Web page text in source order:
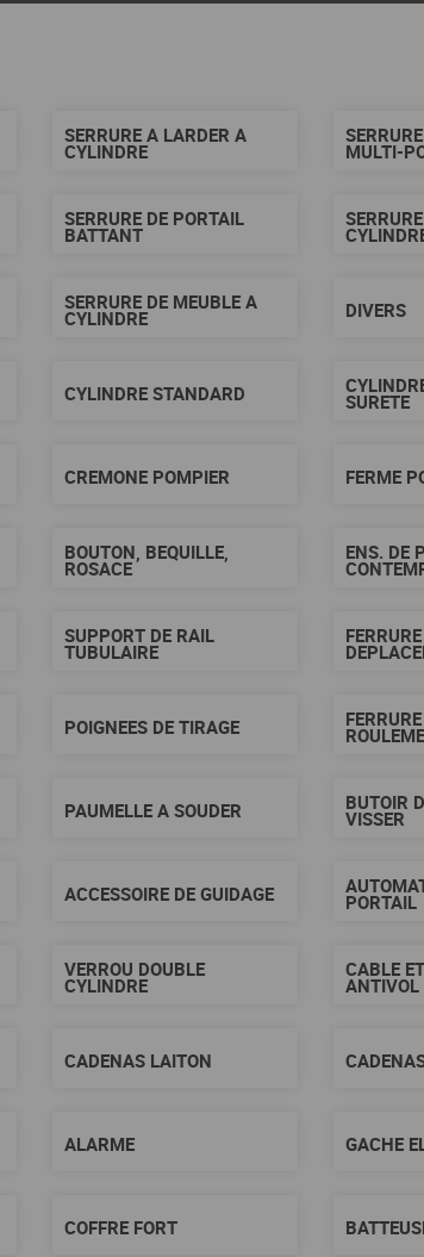
SERRURE A LARDER A
CYLINDRE MULTI-
SERRURE DE PORTAIL
BATTANT
SERRURE DE MEUBLE A
CYLINDRE DIVERS
CYLINDRE STANDARD SURETE
CREMONE POMPIER FERME
BOUTON, BEQUILLE,
ROSACE
ENS. DE
SUPPORT DE RAIL
TUBULAIRE
POIGNEES DE TIRAGE
PAUMELLE A SOUDER BUTOIR
VISSER
ACCESSOIRE DE GUIDAGE PORTAIL
VERROU DOUBLE
CYLINDRE
CABLE
ANTIVOL
CADENAS LAITON
ALARME GACHE
COFFRE FORT